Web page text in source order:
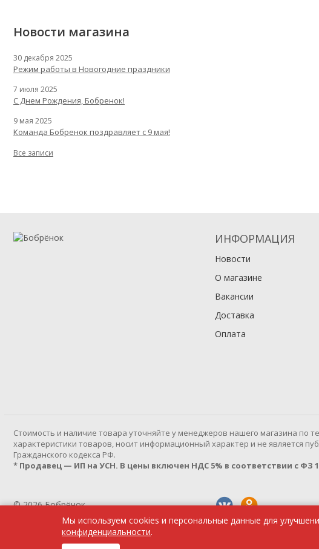
Новости магазина
30 декабря 2025
Режим работы в Новогодние праздники
7 июля 2025
С Днем Рождения, Бобренок!
9 мая 2025
Команда Бобренок поздравляет с 9 мая!
Все записи
ИНФОРМАЦИЯ
Новости
О магазине
Вакансии
Доставка
Оплата
Мы используем cookies и персональные данные для
конфиденциальности.
Cтоимость и наличие товара уточняйте у менеджеров нашего магазина
характеристики товаров, носит информационный характер и не является
Гражданского кодекса РФ.
* Продавец — ИП на УСН. В цены включен НДС 5% в соответствии с ФЗ
© 2026 Бобрёнок
Политика конфиденциальности